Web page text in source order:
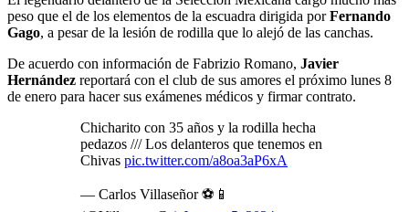
peso que el de los elementos de la escuadra dirigida porFernando
Gago, a pesar de la lesión de rodilla que lo alejó de las canchas.
De acuerdo con información de Fabrizio Romano, Javier
Hernández reportará con el club de sus amores el próximo lunes 8
de enero para hacer sus exámenes médicos y firmar contrato.
Chicharito con 35 años y la rodilla hecha
pedazos /// Los delanteros que tenemos en
Chivas pic.twitter.com/a8oa3aP6xA
— Carlos Villaseñor ⚽️📱